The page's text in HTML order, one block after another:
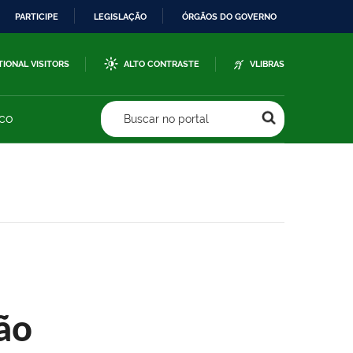
PARTICIPE LEGISLAÇÃO ÓRGÃOS DO GOVERNO
VISITORS ALTO CONTRASTE VLIBRAS
Buscar no portal